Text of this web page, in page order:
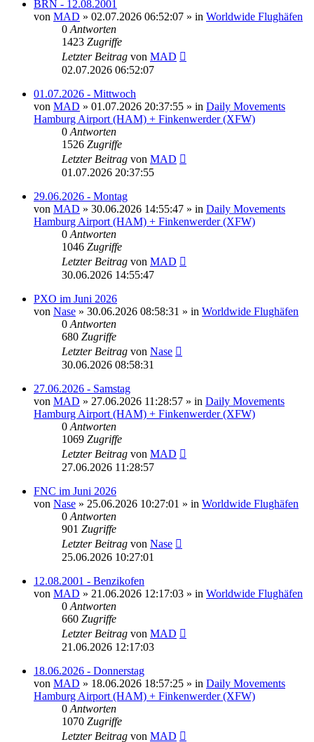
BRN - 12.08.2001
von MAD » 02.07.2026 06:52:07 » in Worldwide Flughäfen
0 Antworten
1423 Zugriffe
Letzter Beitrag von MAD
02.07.2026 06:52:07
01.07.2026 - Mittwoch
von MAD » 01.07.2026 20:37:55 » in Daily Movements
Hamburg Airport (HAM) + Finkenwerder (XFW)
0 Antworten
1526 Zugriffe
Letzter Beitrag von MAD
01.07.2026 20:37:55
29.06.2026 - Montag
von MAD » 30.06.2026 14:55:47 » in Daily Movements
Hamburg Airport (HAM) + Finkenwerder (XFW)
0 Antworten
1046 Zugriffe
Letzter Beitrag von MAD
30.06.2026 14:55:47
PXO im Juni 2026
von Nase » 30.06.2026 08:58:31 » in Worldwide Flughäfen
0 Antworten
680 Zugriffe
Letzter Beitrag von Nase
30.06.2026 08:58:31
27.06.2026 - Samstag
von MAD » 27.06.2026 11:28:57 » in Daily Movements
Hamburg Airport (HAM) + Finkenwerder (XFW)
0 Antworten
1069 Zugriffe
Letzter Beitrag von MAD
27.06.2026 11:28:57
FNC im Juni 2026
von Nase » 25.06.2026 10:27:01 » in Worldwide Flughäfen
0 Antworten
901 Zugriffe
Letzter Beitrag von Nase
25.06.2026 10:27:01
12.08.2001 - Benzikofen
von MAD » 21.06.2026 12:17:03 » in Worldwide Flughäfen
0 Antworten
660 Zugriffe
Letzter Beitrag von MAD
21.06.2026 12:17:03
18.06.2026 - Donnerstag
von MAD » 18.06.2026 18:57:25 » in Daily Movements
Hamburg Airport (HAM) + Finkenwerder (XFW)
0 Antworten
1070 Zugriffe
Letzter Beitrag von MAD